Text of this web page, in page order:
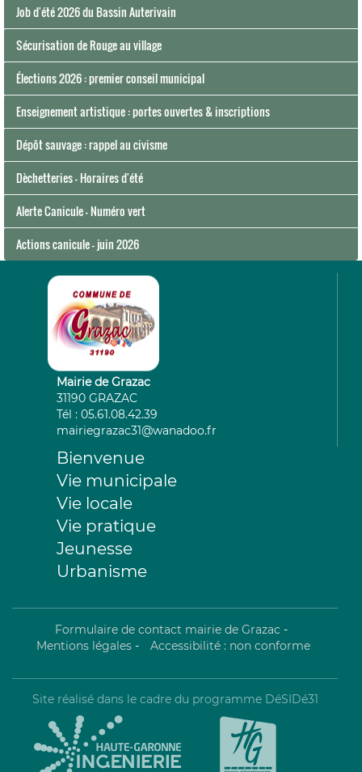
Job d'été 2026 du Bassin Auterivain
Sécurisation de Rouge au village
Élections 2026 : premier conseil municipal
Enseignement artistique : portes ouvertes & inscriptions
Dépôt sauvage : rappel au civisme
Dèchetteries - Horaires d'été
Alerte Canicule - Numéro vert
Actions canicule - juin 2026
Mairie de Grazac
31190 GRAZAC
Tél : 05.61.08.42.39
mairiegrazac31@wanadoo.fr
Bienvenue
Vie municipale
Vie locale
Vie pratique
Jeunesse
Urbanisme
Formulaire de contact mairie de Grazac -
Mentions légales- Accessibilité : non conforme
Site réalisé dans le cadre du programme DéSIDé31